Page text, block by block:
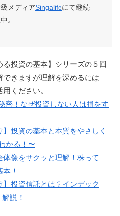
メディアSingalifeにて継続
。
る投資の基本】シリーズの５回
できますが理解を深めるには
ください。
密！なぜ投資しない人は損をす
投資の基本と本質をやさしく
かる！〜
像をサクッと理解！株って
！
投資信託とは？インデック
説！